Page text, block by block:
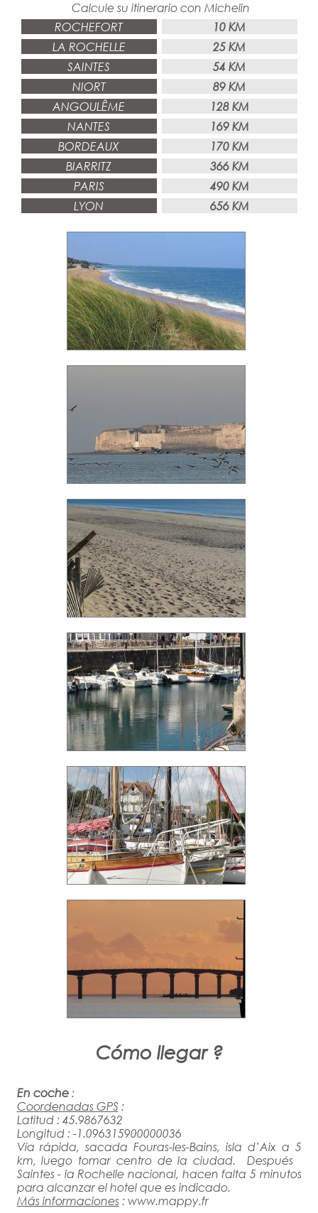
Calcule su itinerario con Michelin
ROCHEFORT
10 KM
LA ROCHELLE
25 KM
SAINTES
54 KM
NIORT
89 KM
ANGOULÊME
128 KM
NANTES
169 KM
BORDEAUX
170 KM
BIARRITZ
366 KM
PARIS
490 KM
LYON
656 KM
Cómo llegar ?
En coche:
Coordenadas GPS :
Latitud : 45.9867632
Longitud : -1.096315900000036
Vía rápida, sacada Fouras-les-Bains, isla d’Aix a 5
km, luego tomar centro de la ciudad. Después
Saintes - la Rochelle nacional, hacen falta 5 minutos
para alcanzar el hotel que es indicado.
Más informaciones: www.mappy.fr